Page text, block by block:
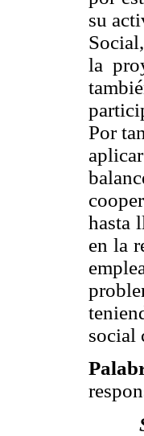
su
la
Por
hasta
en la
social